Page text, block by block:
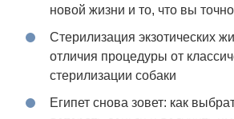
новой жизни и то, что вы
Стерилизация экзотических
отличия процедуры от
стерилизации собаки
Египет снова зовет: как